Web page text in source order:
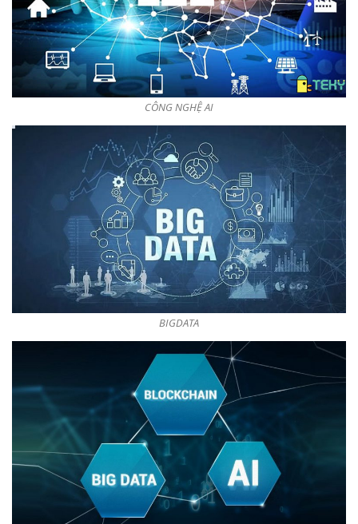
CÔNG NGHỆ AI
BIGDATA